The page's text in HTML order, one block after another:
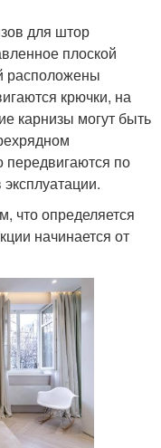
для штор
плоской
расположены
крючки, на
карнизы могут быть
по
что определяется
начинается от